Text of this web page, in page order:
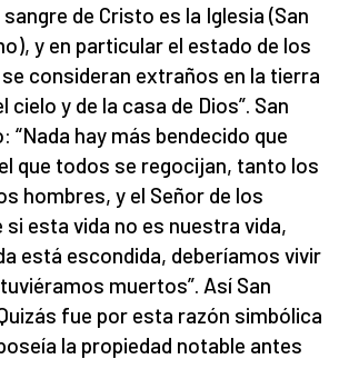
de Cristo es la Iglesia (San
y en particular el estado de los
consideran extraños en la tierra
cielo y de la casa de Dios”. San
“Nada hay más bendecido que
que todos se regocijan, tanto los
hombres, y el Señor de los
si esta vida no es nuestra vida,
está escondida, deberíamos vivir
muertos”. Así San
fue por esta razón simbólica
la propiedad notable antes